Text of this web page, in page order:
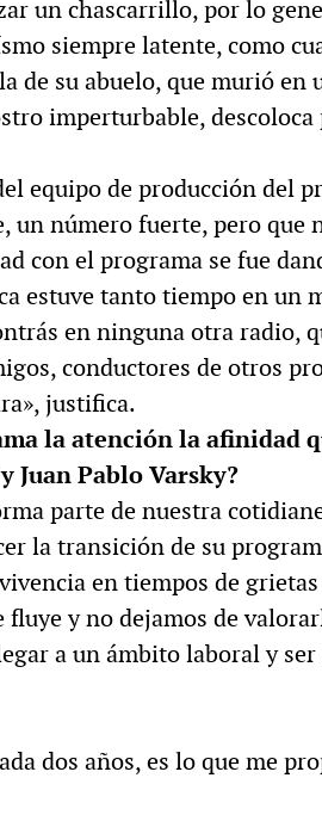
un chascarrillo, por lo
siempre latente, como
de su abuelo, que murió en
imperturbable, descoloca
equipo de producción del
un número fuerte, pero que
con el programa se fue
estuve tanto tiempo en un
en ninguna otra radio,
conductores de otros
justifica.
la atención la afinidad
Juan Pablo Varsky?
parte de nuestra
la transición de su
en tiempos de grietas
fluye y no dejamos de
a un ámbito laboral y
dos años, es lo que me